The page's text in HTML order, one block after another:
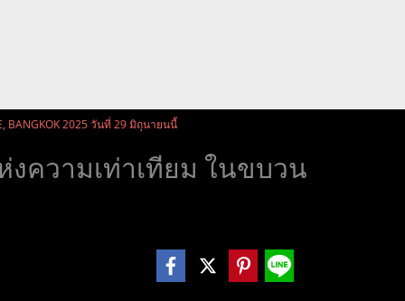
BANGKOK 2025 วันที่ 29 มิถุนายนนี้
ความเท่าเทียม ในขบวน